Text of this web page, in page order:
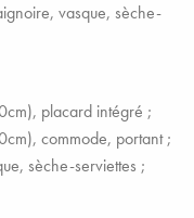
vasque, sèche-
placard intégré ;
commode, portant ;
sèche-serviettes ;